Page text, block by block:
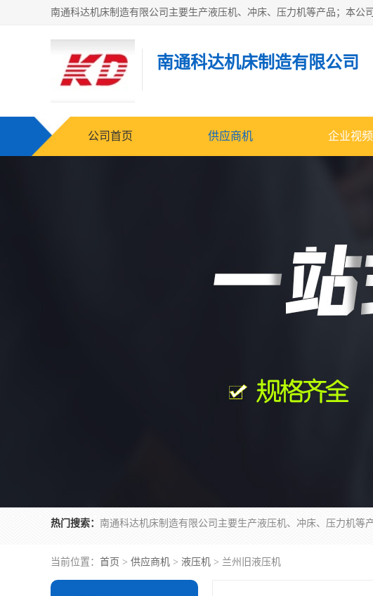
南通科达机床制造有限公司
公司首页 供应商机 企业视频
热门搜索：
当前位置： 首页 > 供应商机 > 液压机 > 兰州旧液压机